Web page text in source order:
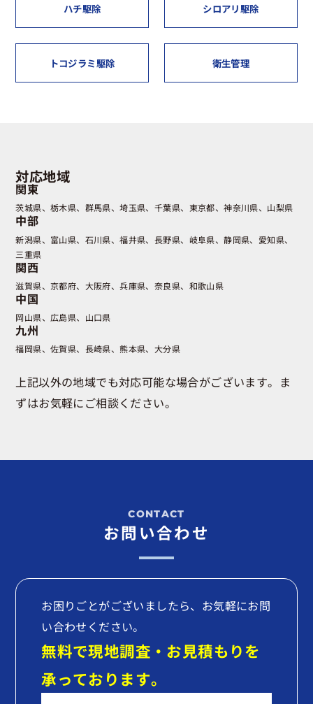
ハチ駆除 シロアリ駆除
トコジラミ駆除 衛生管理
対応地域
関東
茨城県 栃木県 群馬県 埼玉県 千葉県 東京都 神奈川県 山梨県
中部
新潟県 富山県 石川県 福井県 長野県 岐阜県 静岡県
愛知県
三重県
関西
滋賀県 京都府 大阪府 兵庫県 奈良県 和歌山県
中国
岡山県 広島県 山口県
九州
福岡県 佐賀県 長崎県 熊本県 大分県
上記以外の地域でも対応可能な場合がございます。ま
ずはお気軽にご相談ください。
お問い合わせ
お困りごとがございましたら、お気軽にお問
い合わせください。
無料で現地調査・お見積もりを
承っております。